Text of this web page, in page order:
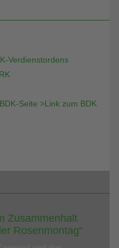
Verdienstordens
Seite >Link zum BDK
Zusammenhalt
Rosenmontag“